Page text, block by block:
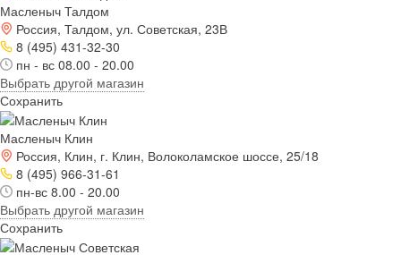
Масленыч Талдом
Россия, Талдом, ул. Советская, 23В
8 (495) 431-32-30
пн - вс 08.00 - 20.00
Выбрать другой магазин
Сохранить
Масленыч Клин
Россия, Клин, г. Клин, Волоколамское шоссе, 25/18
8 (495) 966-31-61
пн-вс 8.00 - 20.00
Выбрать другой магазин
Сохранить